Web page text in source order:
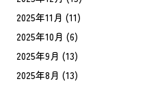
2025年11月 (11)
2025年10月 (6)
2025年9月 (13)
2025年8月 (13)